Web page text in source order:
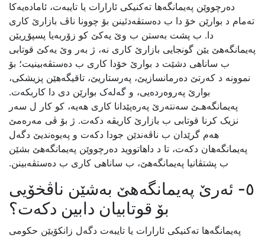
دەرچووێن پەیمانگەها تەکنیکی ئارارات یا تایبەت، ئامادەیەکا
تەمام د بوارێن خۆ دا ب دەستڤەدئینن بۆ چوونا ناڤ بازارێ کاری
دا. ب پشت بەستن ب وێ یەکێ کو زۆربەیا پسپۆڕیێن
پەیمانگەهێ یێن گونجایی بازارێ کاری نە، ژ بەر وێ یەکێ قوتابی
ب ساناهی دشێت د بوارێ خۆدا کاری ب دەستڤەبینیت؛ بۆ
نموونە د کەرتێ دەرمانسازیێ، پەرستاریێ، تاقیگەهێن پزیشکی،
بوارێ پەروەردەیی، و گەلەک بوارێن دی دا کاربکەت.
پەیمانگەهـێ سەنتەرێ پەرەپێدانا کاری هەیە، کو کار ل سەر
نزیک کرنا قوتابی ب بازارێ کاریڤە دکەت. ژ بۆ ڤی مەرەمێ
هەم گرێدان ب ناڤەندێن جودا دکەت و پەیوەندیێ دگەل
پەیمانگەهان دکەت، تا د داهاتووید دەرچووێن پەیمانگەهێ بشێن
ب پشتڤانیا پەیمانگەهێ، ب ساناهی کاری ب دەستڤەبینن.
٥- ئەرێ پەیمانگەهێ بەشێن ناڤخۆیی
بۆ قوتابیان دابین دکەت؟
پەیمانگەها تەکنیکی ئارارات یا تایبەت دگەل زانکۆیێن حکومی